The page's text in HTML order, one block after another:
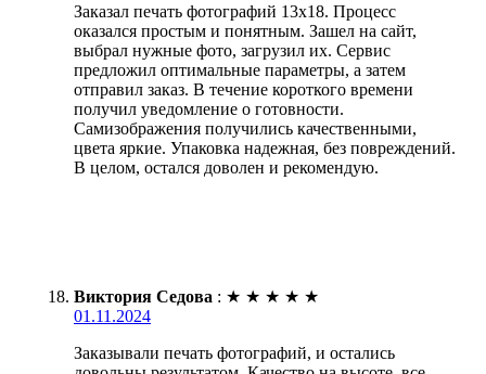
Заказал печать фотографий 13х18. Процесс
оказался простым и понятным. Зашел на сайт,
выбрал нужные фото, загрузил их. Сервис
предложил оптимальные параметры, а затем
отправил заказ. В течение короткого времени
получил уведомление о готовности.
Самизображения получились качественными,
цвета яркие. Упаковка надежная, без повреждений.
В целом, остался доволен и рекомендую.
Виктория Седова : ★ ★ ★ ★ ★
01.11.2024
Заказывали печать фотографий, и остались